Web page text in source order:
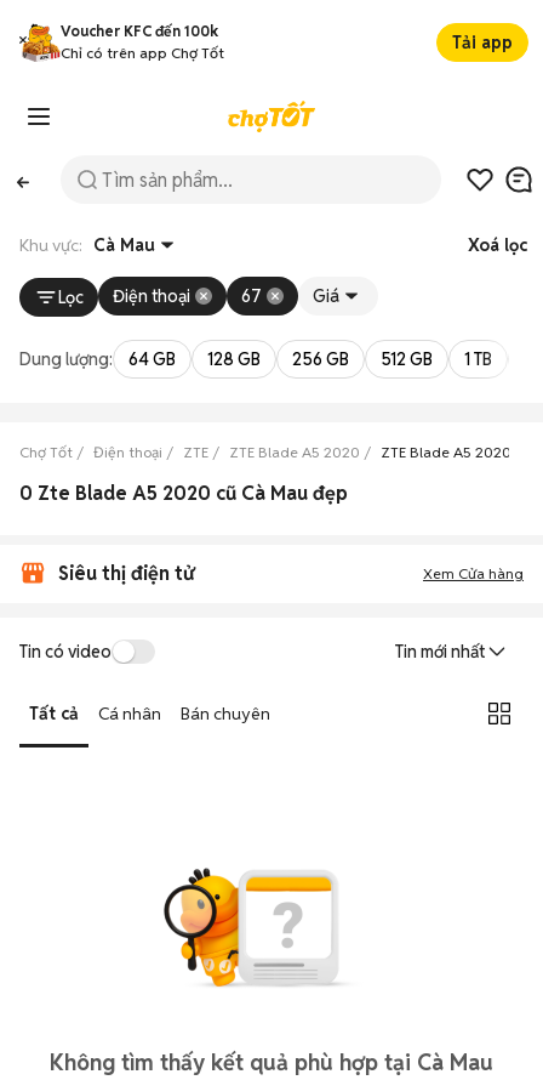
Voucher KFC đến 100k
Chỉ có trên app Chợ Tốt
Tải app
Khu vực: Cà Mau Xoá lọc
Lọc Điện thoại 67 Giá
Dung lượng: 64 GB 128 GB 256 GB 512 GB 1 TB
Chợ Tốt Điện thoại ZTE ZTE Blade A5 2020 ZTE Blade A5 2020 Cà
0 Zte Blade A5 2020 cũ Cà Mau đẹp
Siêu thị điện tử Xem Cửa hàng
Tin có video Tin mới nhất
Tất cả Cá nhân Bán chuyên
Không tìm thấy kết quả phù hợp tại Cà Mau